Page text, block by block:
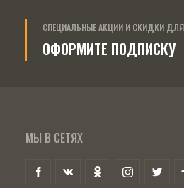
СПЕЦИАЛЬНЫЕ АКЦИИ И СКИДКИ
ОФОРМИТЕ ПОДПИСКУ
МЫ В СЕТЯХ